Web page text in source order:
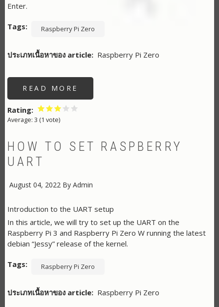
Enter.
Tags Raspberry Pi Zero
ประเภทเนื้อหาของ article Raspberry Pi Zero
READ MORE
การ
PI
UART
Rating
Average: 3 (1 vote)
HOW TO SET RASPBERRY
UART
August 04, 2022 By Admin
Introduction to the UART setup
In this article, we will try to set up the UART on the
Raspberry Pi 3 and Raspberry Pi Zero W running the latest
debian “Jessy” release of the kernel.
Tags Raspberry Pi Zero
ประเภทเนื้อหาของ article Raspberry Pi Zero